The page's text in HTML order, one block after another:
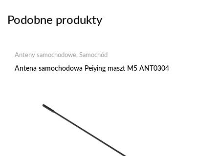
Podobne produkty
Anteny samochodowe, Samochód
Antena samochodowa Peiying maszt M5 ANT0304